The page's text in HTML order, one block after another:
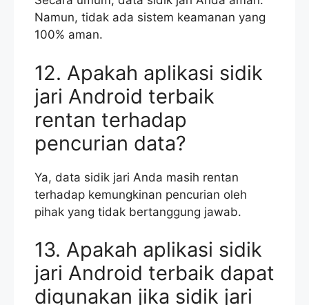
Namun, tidak ada sistem keamanan yang
100% aman.
12. Apakah aplikasi sidik
jari Android terbaik
rentan terhadap
pencurian data?
Ya, data sidik jari Anda masih rentan
terhadap kemungkinan pencurian oleh
pihak yang tidak bertanggung jawab.
13. Apakah aplikasi sidik
jari Android terbaik dapat
digunakan jika sidik jari